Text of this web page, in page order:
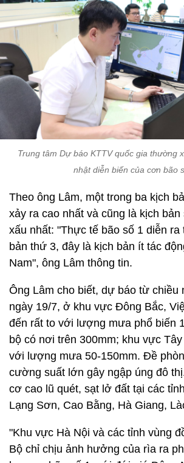
Trung tâm Dự báo KTTV quốc gia thường
nhật diễn biến của cơn bão
Theo ông Lâm, một trong ba kịch
xảy ra cao nhất và cũng là kịch bản
xấu nhất: "Thực tế bão số 1 diễn ra
bản thứ 3, đây là kịch bản ít tác
Nam", ông Lâm thông tin.
Ông Lâm cho biết, dự báo từ chiều
ngày 19/7, ở khu vực Đông Bắc,
đến rất to với lượng mưa phổ biến
bộ có nơi trên 300mm; khu vực
với lượng mưa 50-150mm. Đề
cường suất lớn gây ngập úng đô
cơ cao lũ quét, sạt lở đất tại các
Lạng Sơn, Cao Bằng, Hà Giang,
"Khu vực Hà Nội và các tỉnh vùng
Bộ chỉ chịu ảnh hưởng của rìa ra